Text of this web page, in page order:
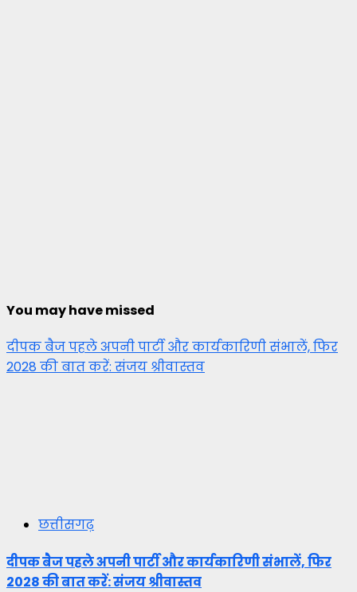
You may have missed
दीपक बैज पहले अपनी पार्टी और कार्यकारिणी संभालें, फिर
2028 की बात करें: संजय श्रीवास्तव
छत्तीसगढ़
दीपक बैज पहले अपनी पार्टी और कार्यकारिणी संभालें, फिर
2028 की बात करें: संजय श्रीवास्तव